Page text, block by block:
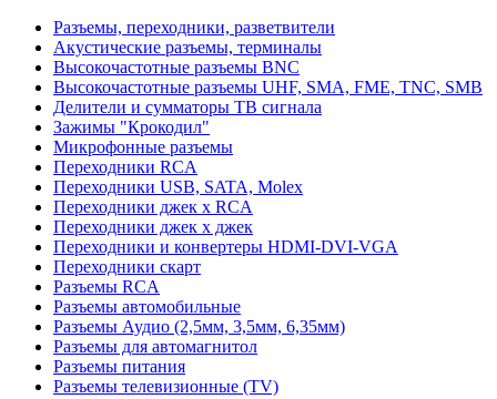
Разъемы, переходники, разветвители
Акустические разъемы, терминалы
Высокочастотные разъемы BNC
Высокочастотные разъемы UHF, SMA, FME, TNC, SMB
Делители и сумматоры ТВ сигнала
Зажимы "Крокодил"
Микрофонные разъемы
Переходники RCA
Переходники USB, SATA, Molex
Переходники джек х RCA
Переходники джек х джек
Переходники и конвертеры HDMI-DVI-VGA
Переходники скарт
Разъемы RCA
Разъемы автомобильные
Разъемы Аудио (2,5мм, 3,5мм, 6,35мм)
Разъемы для автомагнитол
Разъемы питания
Разъемы телевизионные (TV)